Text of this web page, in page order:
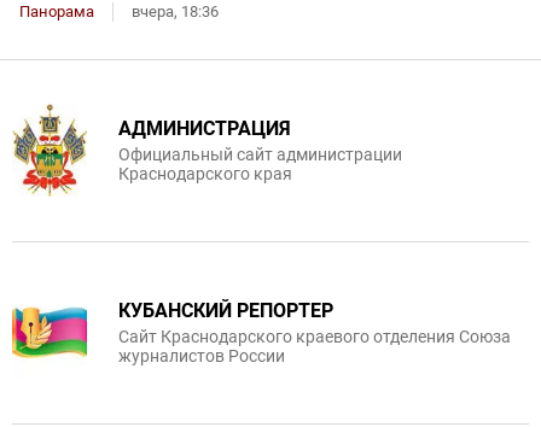
Панорама вчера, 18:36
АДМИНИСТРАЦИЯ
Официальный сайт администрации
Краснодарского края
КУБАНСКИЙ РЕПОРТЕР
Сайт Краснодарского краевого отделения Союза
журналистов России